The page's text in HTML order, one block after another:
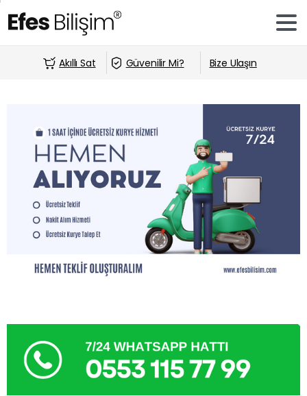
Akıllı Sat Güvenilir Mi? Bize Ulaşın